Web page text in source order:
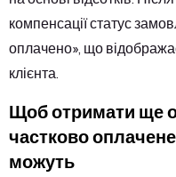
компенсації статус
оплачено», що
клієнта.
Щоб отримати ще
частково
можуть